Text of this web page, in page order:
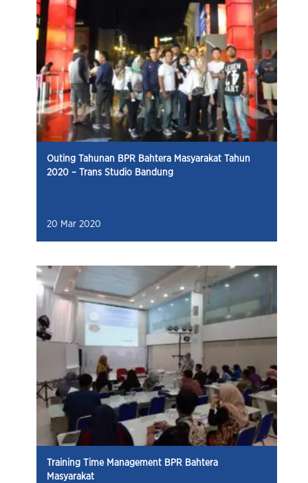
Outing Tahunan BPR Bahtera Masyarakat Tahun
2020 – Trans Studio Bandung
20 Mar 2020
Training Time Management BPR Bahtera
Masyarakat